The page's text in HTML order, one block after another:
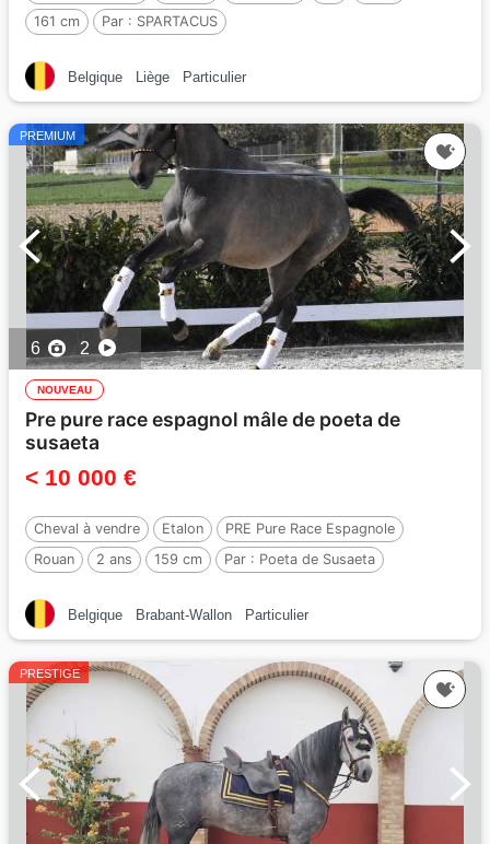
161 cm
Par : SPARTACUS
Belgique Liège Particulier
PREMIUM
6 2
NOUVEAU
Pre pure race espagnol mâle de poeta de
susaeta
< 10 000 €
Cheval à vendre Etalon
PRE Pure Race Espagnole
Rouan
2 ans 159 cm Par : Poeta de Susaeta
Belgique Brabant-Wallon Particulier
PRESTIGE